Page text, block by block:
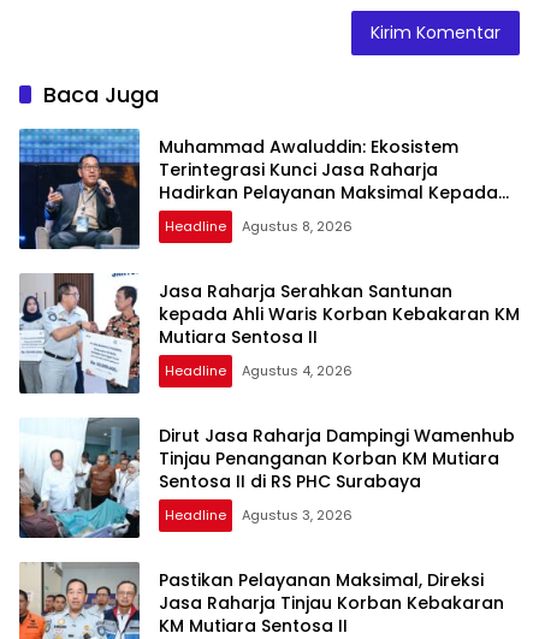
Baca Juga
Muhammad Awaluddin: Ekosistem
Terintegrasi Kunci Jasa Raharja
Hadirkan Pelayanan Maksimal Kepada
Masyarakat
Headline Agustus 8, 2026
Jasa Raharja Serahkan Santunan
kepada Ahli Waris Korban Kebakaran KM
Mutiara Sentosa II
Headline Agustus 4, 2026
Dirut Jasa Raharja Dampingi Wamenhub
Tinjau Penanganan Korban KM Mutiara
Sentosa II di RS PHC Surabaya
Headline Agustus 3, 2026
Pastikan Pelayanan Maksimal, Direksi
Jasa Raharja Tinjau Korban Kebakaran
KM Mutiara Sentosa II